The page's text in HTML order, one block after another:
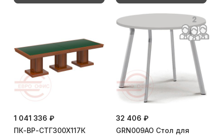
1 041 336 ₽
ПК-ВР-СТГ300Х117К
32 406 ₽
GRN009AO Стол для